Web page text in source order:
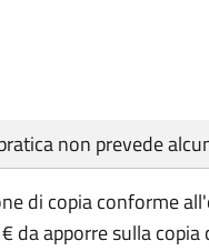
non prevede
di copia conforme
da apporre sulla copia